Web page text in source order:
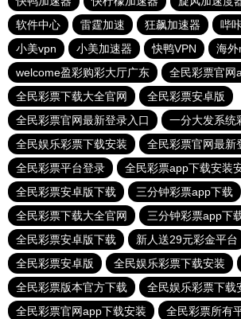
软件中心
雷霆加速 狂飙加速器 哔
小美vpn
小美加速器 快鸭VPN
海外
welcome盈彩购彩大厅广东
全民彩票官网
全民彩票下载大全官网
全民彩票安卓版
全民彩票官网最新登录入口
一分大发系统
全民娱乐彩票下载安装
全民彩票官网最新
全民彩票平台登录
全民彩票app下载安装
全民彩票安卓版下载
三分钟彩票app下载
全民彩票下载大全官网
三分钟彩票app下
全民彩票安卓版下载
新人送29元彩金平台
全民彩票安卓版
全民娱乐彩票下载安装
全民彩票版本官方下载
全民娱乐彩票下载
全民彩票官网app下载安装
全民彩票所有